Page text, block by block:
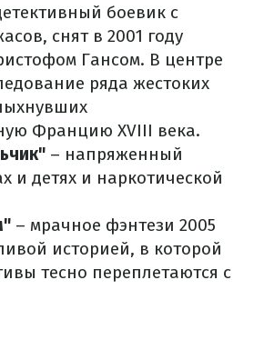
боевик с
снят в 2001 году
Гансом. В центре
ряда жестоких
Францию XVIII века.
– напряженный
и детях и наркотической
– мрачное фэнтези 2005
историей, в которой
тесно переплетаются с